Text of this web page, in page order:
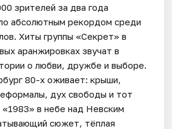
зрителей за два года
абсолютным рекордом среди
Хиты группы «Секрет» в
аранжировках звучат в
о любви, дружбе и выборе.
80-х оживает: крыши,
дух свободы и тот
в небе над Невским
сюжет, тёплая